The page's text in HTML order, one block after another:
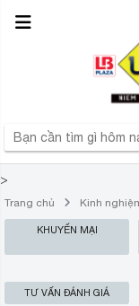
>
Trang chủ Kinh
KHUYẾN MẠI
TƯ VẤN ĐÁNH GIÁ